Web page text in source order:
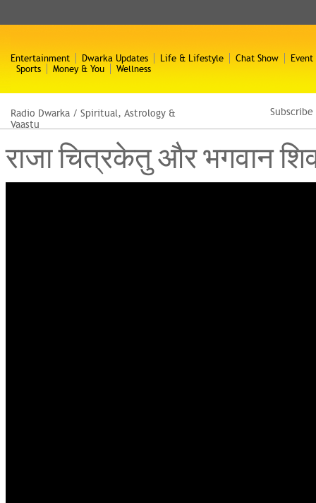
Entertainment Dwarka Updates Life & Lifestyle Chat Show
Event
Sports
Money & You Wellness
Radio Dwarka / Spiritual, Astrology &
Vaastu
राजा चित्रकेतु और भगवान